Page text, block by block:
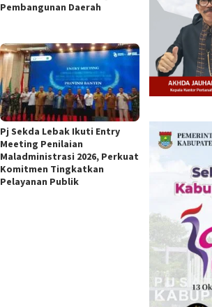
Pembangunan Daerah
Pj Sekda Lebak Ikuti Entry
Meeting Penilaian
Maladministrasi 2026, Perkuat
Komitmen Tingkatkan
Pelayanan Publik